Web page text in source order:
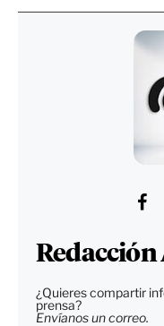
Redacción
¿Quieres compartir
prensa?
Envíanos un correo.